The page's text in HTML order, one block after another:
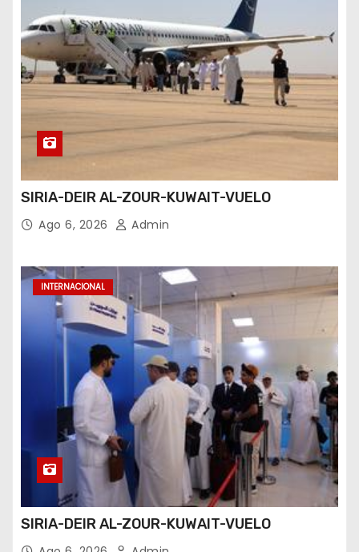
SIRIA-DEIR AL-ZOUR-KUWAIT-VUELO
Ago 6, 2026 Admin
INTERNACIONAL
SIRIA-DEIR AL-ZOUR-KUWAIT-VUELO